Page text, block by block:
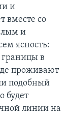
и
вместе со
и
ясность:
границы в
проживают
подобный
будет
линии на